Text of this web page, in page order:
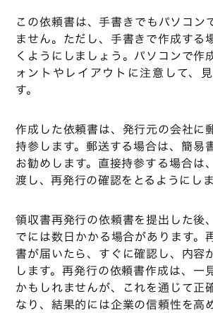
この依頼書は、手書きでもパソコン
ません。ただし、手書きで作成する
くようにしましょう。パソコンで作
ォントやレイアウトに注意して、
す。
作成した依頼書は、発行元の会社に
持参します。郵送する場合は、簡易
お勧めします。直接持参する場合は
渡し、再発行の確認をとるようにしま
領収書再発行の依頼書を提出した後
でには数日かかる場合があります。
書が届いたら、すぐに確認し、内容
します。再発行の依頼書作成は、一
かもしれませんが、これを通じて正
なり、結果的には企業の信頼性を高